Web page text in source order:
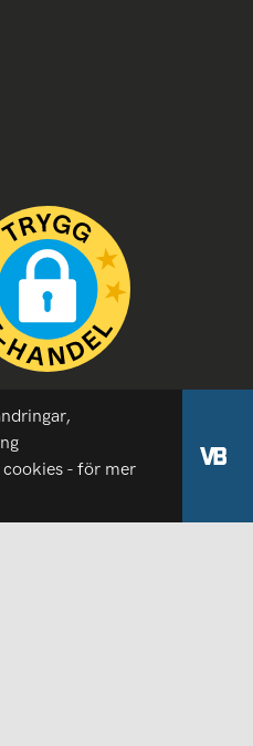
- för mer